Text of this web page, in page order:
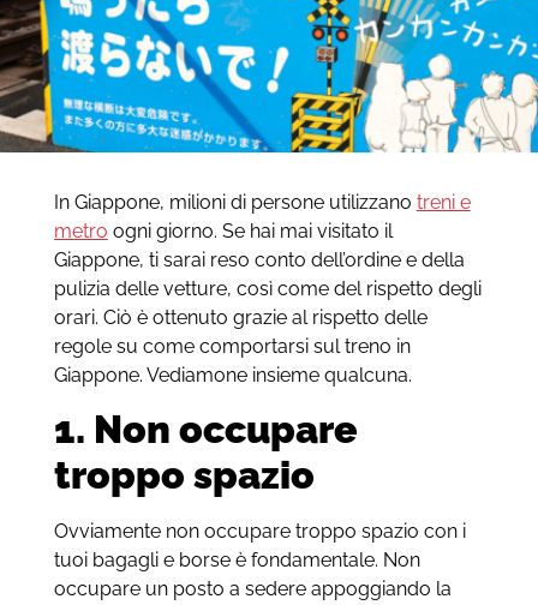
In Giappone, milioni di persone utilizzano treni e
metro ogni giorno. Se hai mai visitato il
Giappone, ti sarai reso conto dell’ordine e della
pulizia delle vetture, così come del rispetto degli
orari. Ciò è ottenuto grazie al rispetto delle
regole su come comportarsi sul treno in
Giappone. Vediamone insieme qualcuna.
1. Non occupare
troppo spazio
Ovviamente non occupare troppo spazio con i
tuoi bagagli e borse è fondamentale. Non
occupare un posto a sedere appoggiando la